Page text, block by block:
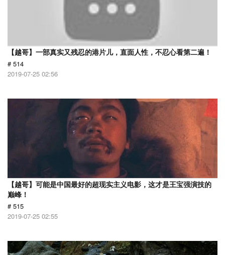
【越哥】一部真实又残忍的港片儿，直面人性，不忍心看第二遍！
# 514
2019-07-25 02:56
【越哥】可能是中国最好的超现实主义电影，这才是王宝强演技的
巅峰！
# 515
2019-07-25 02:55